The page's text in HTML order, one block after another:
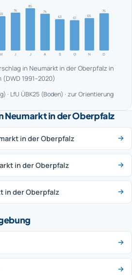
M J
76
J
85
A
74
S
63
O
61
N
65
D
75
in Neumarkt in der Oberpfalz in
(DWD 1991–2020)
· LfU ÜBK25 (Boden) · zur Orientierung
Neumarkt in der Oberpfalz
in der Oberpfalz
in der Oberpfalz
in der Oberpfalz